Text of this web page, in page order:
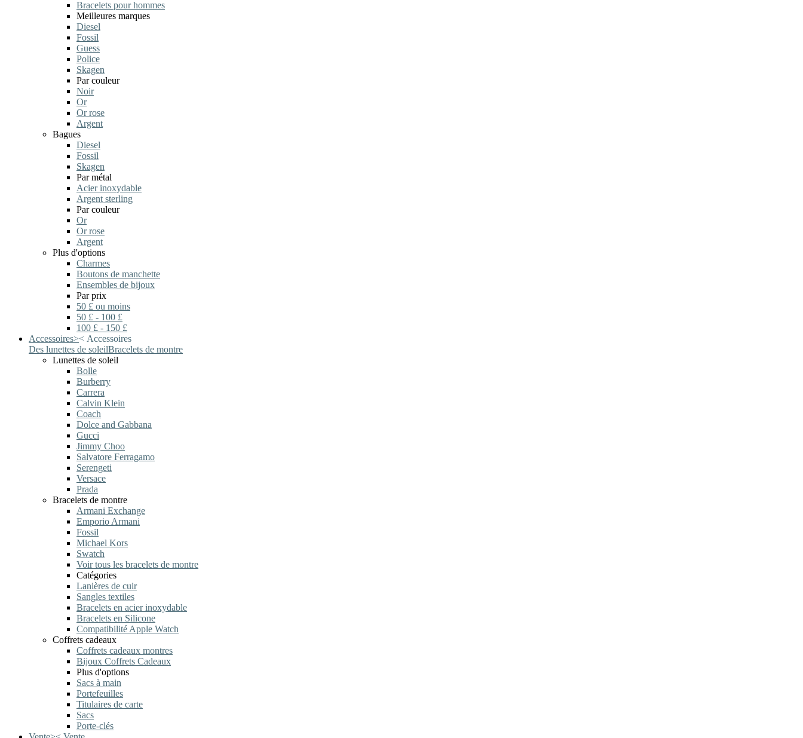
Bracelets pour hommes
Meilleures marques
Diesel
Fossil
Guess
Police
Skagen
Par couleur
Noir
Or
Or rose
Argent
Bagues
Diesel
Fossil
Skagen
Par métal
Acier inoxydable
Argent sterling
Par couleur
Or
Or rose
Argent
Plus d'options
Charmes
Boutons de manchette
Ensembles de bijoux
Par prix
50 £ ou moins
50 £ - 100 £
100 £ - 150 £
Accessoires>< Accessoires
Des lunettes de soleilBracelets de montre
Lunettes de soleil
Bolle
Burberry
Carrera
Calvin Klein
Coach
Dolce and Gabbana
Gucci
Jimmy Choo
Salvatore Ferragamo
Serengeti
Versace
Prada
Bracelets de montre
Armani Exchange
Emporio Armani
Fossil
Michael Kors
Swatch
Voir tous les bracelets de montre
Catégories
Lanières de cuir
Sangles textiles
Bracelets en acier inoxydable
Bracelets en Silicone
Compatibilité Apple Watch
Coffrets cadeaux
Coffrets cadeaux montres
Bijoux Coffrets Cadeaux
Plus d'options
Sacs à main
Portefeuilles
Titulaires de carte
Sacs
Porte-clés